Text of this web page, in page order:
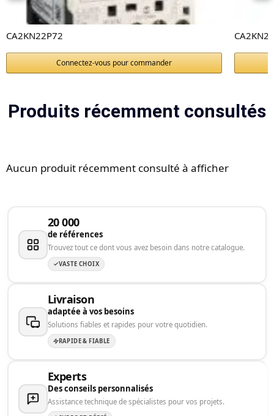
CA2KN22P72
Connectez-vous pour commander
Produits récemment consultés
Aucun produit récemment consulté à afficher
20 000
de références
Trouvez tout ce dont vous avez besoin dans notre catalogue.
VASTE CHOIX
Livraison
adaptée à vos besoins
Solutions fiables et rapides pour votre quotidien.
RAPIDE & FIABLE
Experts
Des conseils personnalisés
Assistance technique de spécialistes pour vos projets.